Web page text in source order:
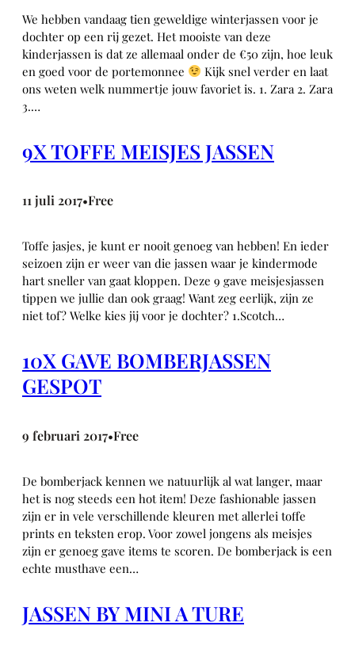
We hebben vandaag tien geweldige winterjassen voor je
dochter op een rij gezet. Het mooiste van deze
kinderjassen is dat ze allemaal onder de €50 zijn, hoe leuk
en goed voor de portemonnee
Kijk snel verder en laat
ons weten welk nummertje jouw favoriet is. 1. Zara 2. Zara
3.…
9X TOFFE MEISJES JASSEN
11 juli 2017•Free
Toffe jasjes, je kunt er nooit genoeg van hebben! En ieder
seizoen zijn er weer van die jassen waar je kindermode
hart sneller van gaat kloppen. Deze 9 gave meisjesjassen
tippen we jullie dan ook graag! Want zeg eerlijk, zijn ze
niet tof? Welke kies jij voor je dochter? 1.Scotch…
10X GAVE BOMBERJASSEN
GESPOT
9 februari 2017•Free
De bomberjack kennen we natuurlijk al wat langer, maar
het is nog steeds een hot item! Deze fashionable jassen
zijn er in vele verschillende kleuren met allerlei toffe
prints en teksten erop. Voor zowel jongens als meisjes
zijn er genoeg gave items te scoren. De bomberjack is een
echte musthave een…
JASSEN BY MINI A TURE